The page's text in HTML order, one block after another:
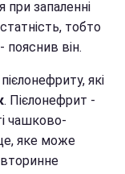
при запаленні
тобто
пояснив він.
які
. Пієлонефрит -
чашково-
яке може